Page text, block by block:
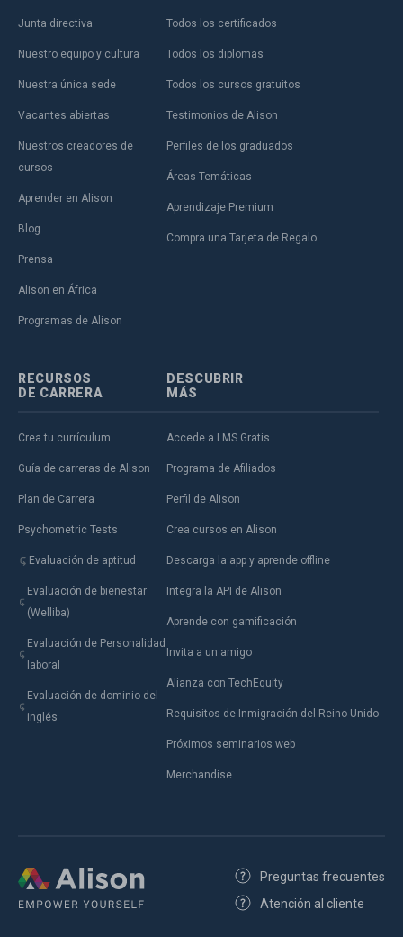
Junta directiva
Nuestro equipo y cultura
Nuestra única sede
Vacantes abiertas
Nuestros creadores de
cursos
Aprender en Alison
Blog
Prensa
Alison en África
Programas de Alison
Todos los certificados
Todos los diplomas
Todos los cursos gratuitos
Testimonios de Alison
Perfiles de los graduados
Áreas Temáticas
Aprendizaje Premium
Compra una Tarjeta de Regalo
RECURSOS
DE CARRERA
Crea tu currículum
Guía de carreras de Alison
Plan de Carrera
Psychometric Tests
Evaluación de aptitud
Evaluación de bienestar
(Welliba)
Evaluación de Personalidad
laboral
Evaluación de dominio del
inglés
DESCUBRIR
MÁS
Accede a LMS Gratis
Programa de Afiliados
Perfil de Alison
Crea cursos en Alison
Descarga la app y aprende offline
Integra la API de Alison
Aprende con gamificación
Invita a un amigo
Alianza con TechEquity
Requisitos de Inmigración del Reino Unido
Próximos seminarios web
Merchandise
Preguntas frecuentes
Atención al cliente